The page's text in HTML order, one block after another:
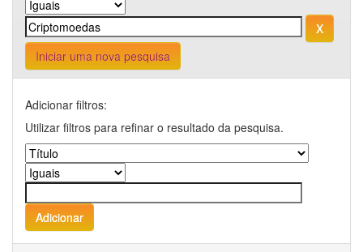
Iniciar uma nova pesquisa
Adicionar filtros:
Utilizar filtros para refinar o resultado da pesquisa.